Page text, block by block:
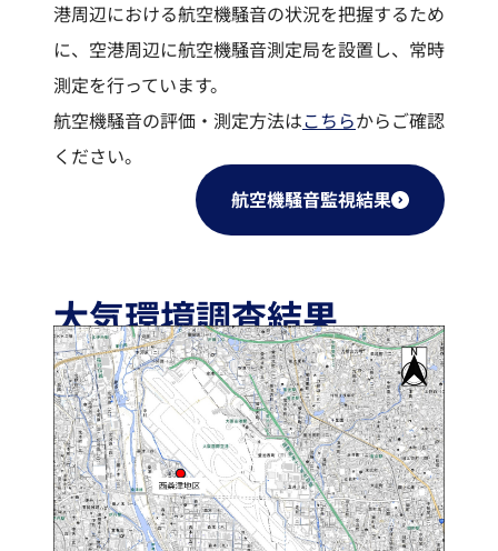
港周辺における航空機騒音の状況を把握するため
に、空港周辺に航空機騒音測定局を設置し、常時
測定を行っています。
航空機騒音の評価・測定方法はこちらからご確認
ください。
航空機騒音監視結果
大気環境調査結果